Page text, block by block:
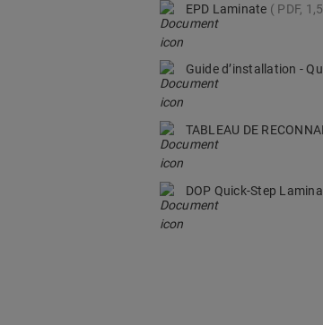
EPD Laminate PDF,
Guide d’installation -
TABLEAU DE
DOP Quick-Step